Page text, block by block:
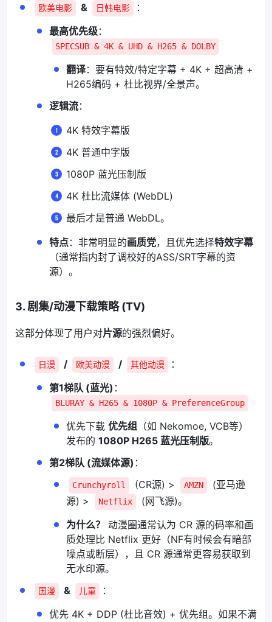
欧美电影 & 日韩电影
：
最高优先级：
SPECSUB & 4K & UHD & H265 & DOLBY
翻译：要有特效/特定字幕 + 4K + 超高清 +
H265编码 + 杜比视界/全景声。
逻辑流：
4K 特效字幕版
4K 普通中字版
1080P 蓝光压制版
4K 杜比流媒体 (WebDL)
最后才是普通 WebDL。
特点：非常明显的画质党，且优先选择特效字幕
（通常指内封了调校好的ASS/SRT字幕的资
源）。
3. 剧集/动漫下载策略 (TV)
这部分体现了用户对片源的强烈偏好。
日漫 / 欧美动漫 / 其他动漫
：
第1梯队 (蓝光) ：
BLURAY & H265 & 1080P & PreferenceGroup
优先下载 优先组 （如 Nekomoe, VCB等）
发布的 1080P H265 蓝光压制版。
第2梯队 (流媒体源) ：
Crunchyroll (CR源) > AMZN
(亚马逊
源) >
Netflix
(网飞源)。
为什么？
动漫圈通常认为 CR 源的码率和画
质处理比 Netflix 更好（NF有时候会有暗部
噪点或断层），且 CR 源通常更容易获取到
无水印源。
国漫 & 儿童
：
优先 4K + DDP (杜比音效) + 优先组。如果不满